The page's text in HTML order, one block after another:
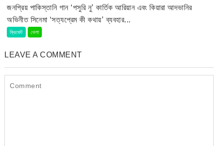
জনপ্রিয় পাকিস্তানি গান ‘পসুরি নু’ কার্তিক আরিয়ান এবং কিয়ারা আদভানির
অভিনীত সিনেমা ‘সত্যপ্রেম কী কথায়’ ব্যবহার...
ক্রিকেট খেলা
LEAVE A COMMENT